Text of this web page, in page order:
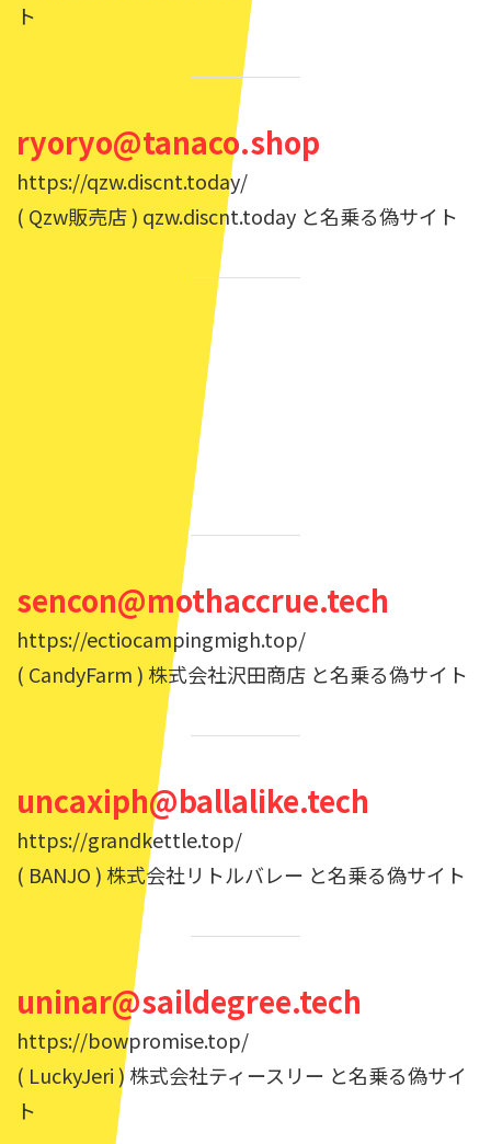
ト
ryoryo@tanaco.shop
https://qzw.discnt.today/
( Qzw販売店 ) qzw.discnt.today と名乗る偽サイト
sencon@mothaccrue.tech
https://ectiocampingmigh.top/
( CandyFarm ) 株式会社沢田商店 と名乗る偽サイト
uncaxiph@ballalike.tech
https://grandkettle.top/
( BANJO ) 株式会社リトルバレー と名乗る偽サイト
uninar@saildegree.tech
https://bowpromise.top/
( LuckyJeri ) 株式会社ティースリー と名乗る偽サイ
ト